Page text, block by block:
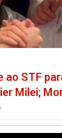
ao STF
Milei;